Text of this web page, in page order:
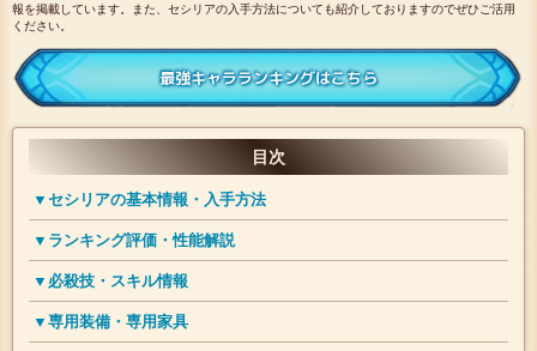
報を掲載しています。また、セシリアの入手方法についても紹介しておりますのでぜひご活用
ください。
最強キャラランキングはこちら
目次
▼セシリアの基本情報・入手方法
▼ランキング評価・性能解説
▼必殺技・スキル情報
▼専用装備・専用家具